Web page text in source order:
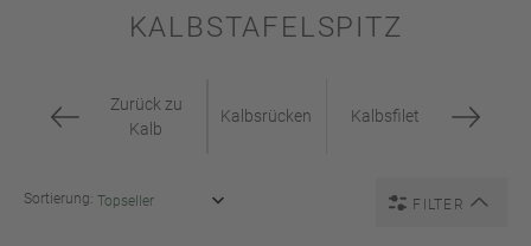
KALBSTAFELSPITZ
Zurück zu
Kalb
Kalbsrücken Kalbsfilet
FILTER
Sortierung: